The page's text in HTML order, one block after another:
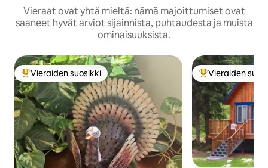
Vieraat ovat yhtä mieltä: nämä majoittumiset ovat
saaneet hyvät arviot sijainnista, puhtaudesta ja muista
ominaisuuksista.
Vieraiden suosikkien parhaimmistoa
Vieraiden suosikki Vieraiden
Vieraiden